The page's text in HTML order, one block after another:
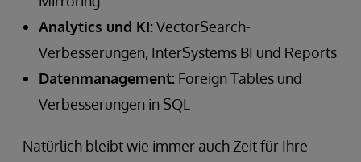
Analytics und KI:VectorSearch-
Verbesserungen, InterSystems BI und Reports
Datenmanagement: Foreign Tables und
Verbesserungen in SQL
Natürlich bleibt wie immer auch Zeit für Ihre